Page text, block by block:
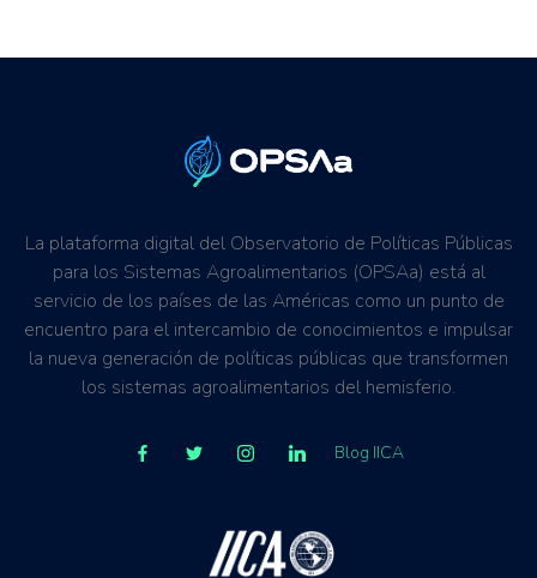
La plataforma digital del Observatorio de Políticas Públicas
para los Sistemas Agroalimentarios (OPSAa) está al
servicio de los países de las Américas como un punto de
encuentro para el intercambio de conocimientos e impulsar
la nueva generación de políticas públicas que transformen
los sistemas agroalimentarios del hemisferio.
Blog IICA